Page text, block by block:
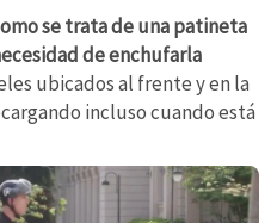
se trata de una patineta
de enchufarla
ubicados al frente y en la
incluso cuando está